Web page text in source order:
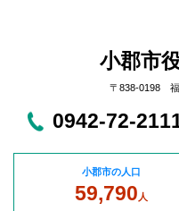
小郡市
〒838-0198 福
0942-72-
小郡市の人口
59,790人